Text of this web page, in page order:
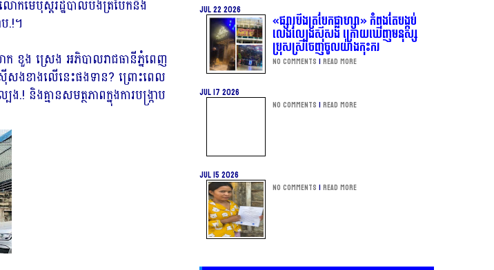
កមេប៉ុស្តិ៍រដ្ឋបាលបឹងត្របែកនិង
.!។
ខួង ស្រេង អភិបាលរាជធានីភ្នំពេញ
ស៊ីសងខាងលើនេះផងទាន? ព្រោះពេល
និងគ្មានសមត្ថភាពក្នុងការបង្រ្កាប
Jul 22 2026
«ផ្សារបឹងត្របែកផ្លាហ្សា» កំពុងតែបង្កប់
លេងល្បែងស៊ីសង ក្រោយឃើញមនុស្ស
ប្រុសស្រីចេញចូលយ៉ាងកុះករ
No Comments | Read more
Jul 17 2026
No Comments | Read more
Jul 15 2026
No Comments | Read more